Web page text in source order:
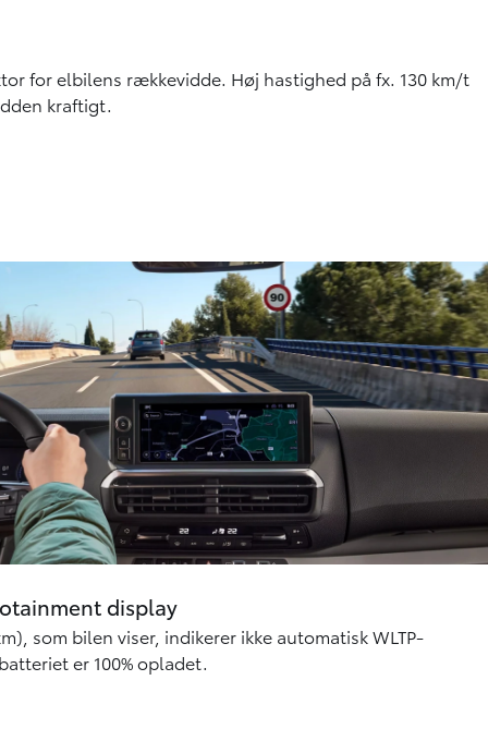
for elbilens rækkevidde. Høj hastighed på fx. 130 km/t
kraftigt.
display
som bilen viser, indikerer ikke automatisk WLTP-
er 100% opladet.
beregnes efter en algoritme, der tager